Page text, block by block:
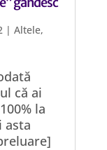
| Altele,
că ai
la
asta